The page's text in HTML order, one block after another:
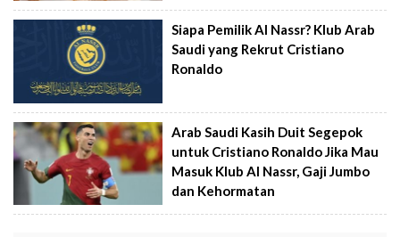
Siapa Pemilik Al Nassr? Klub Arab
Saudi yang Rekrut Cristiano
Ronaldo
Arab Saudi Kasih Duit Segepok
untuk Cristiano Ronaldo Jika Mau
Masuk Klub Al Nassr, Gaji Jumbo
dan Kehormatan